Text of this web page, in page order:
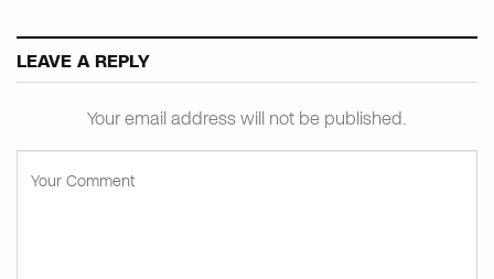
LEAVE A REPLY
Your email address will not be published.